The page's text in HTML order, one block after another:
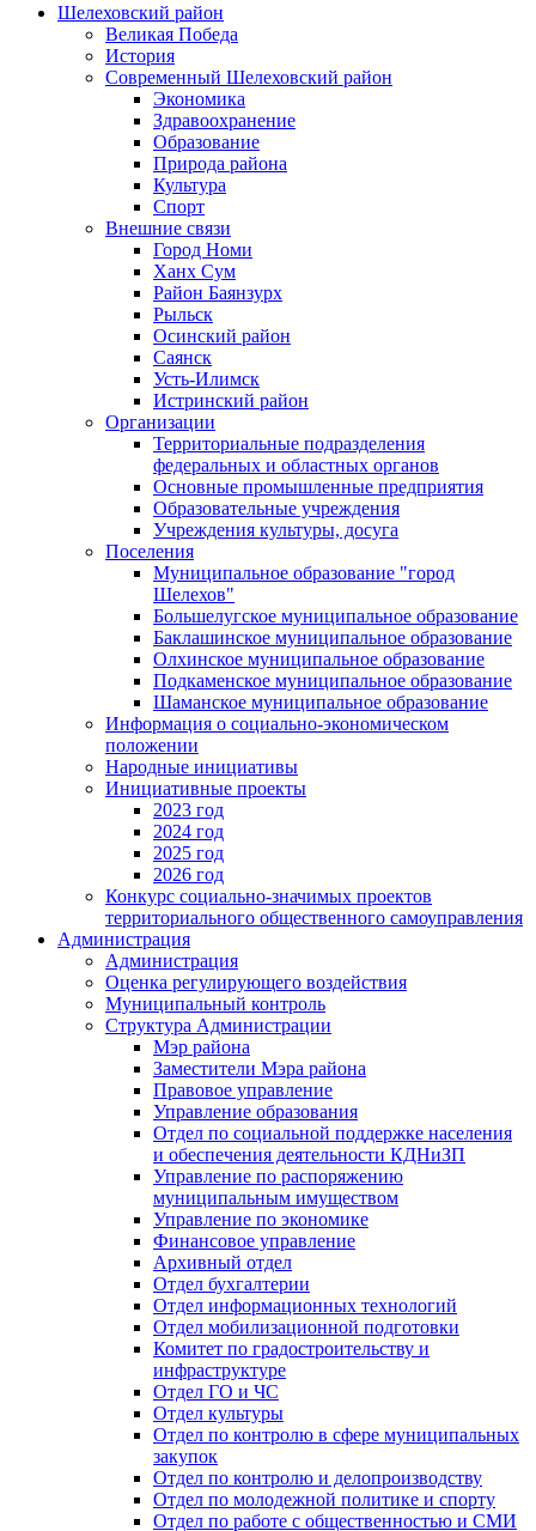
Шелеховский район
Великая Победа
История
Современный Шелеховский район
Экономика
Здравоохранение
Образование
Природа района
Культура
Спорт
Внешние связи
Город Номи
Ханх Сум
Район Баянзурх
Рыльск
Осинский район
Саянск
Усть-Илимск
Истринский район
Организации
Территориальные подразделения
федеральных и областных органов
Основные промышленные предприятия
Образовательные учреждения
Учреждения культуры, досуга
Поселения
Муниципальное образование "город
Шелехов"
Большелугское муниципальное образование
Баклашинское муниципальное образование
Олхинское муниципальное образование
Подкаменское муниципальное образование
Шаманское муниципальное образование
Информация о социально-экономическом
положении
Народные инициативы
Инициативные проекты
2023 год
2024 год
2025 год
2026 год
Конкурс социально-значимых проектов
территориального общественного самоуправления
Администрация
Администрация
Оценка регулирующего воздействия
Муниципальный контроль
Структура Администрации
Мэр района
Заместители Мэра района
Правовое управление
Управление образования
Отдел по социальной поддержке населения
и обеспечения деятельности КДНиЗП
Управление по распоряжению
муниципальным имуществом
Управление по экономике
Финансовое управление
Архивный отдел
Отдел бухгалтерии
Отдел информационных технологий
Отдел мобилизационной подготовки
Комитет по градостроительству и
инфраструктуре
Отдел ГО и ЧС
Отдел культуры
Отдел по контролю в сфере муниципальных
закупок
Отдел по контролю и делопроизводству
Отдел по молодежной политике и спорту
Отдел по работе с общественностью и СМИ